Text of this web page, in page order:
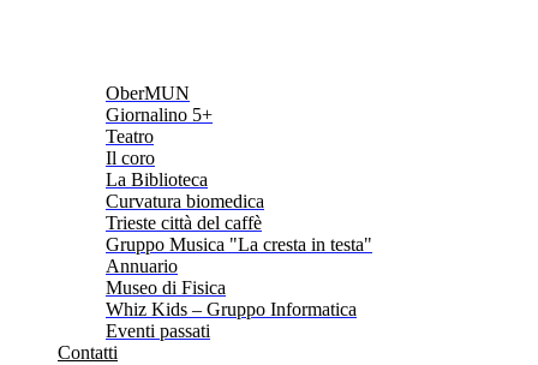
OberMUN
Giornalino 5+
Teatro
Il coro
La Biblioteca
Curvatura biomedica
Trieste città del caffè
Gruppo Musica "La cresta in testa"
Annuario
Museo di Fisica
Whiz Kids – Gruppo Informatica
Eventi passati
Contatti